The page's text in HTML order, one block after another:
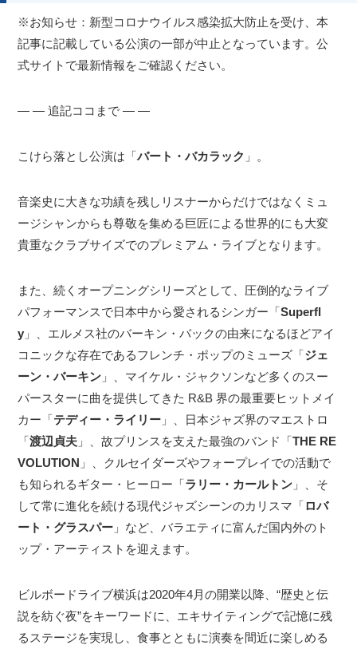
※お知らせ：新型コロナウイルス感染拡大防止を受け、本
記事に記載している公演の一部が中止となっています。公
式サイトで最新情報をご確認ください。
― ― 追記ココまで ― ―
こけら落とし公演は「バート・バカラック 」。
音楽史に大きな功績を残しリスナーからだけではなくミュ
ージシャンからも尊敬を集める巨匠による世界的にも大変
貴重なクラブサイズでのプレミアム・ライブとなります。
また、続くオープニングシリーズとして、圧倒的なライブ
パフォーマンスで日本中から愛されるシンガー「Superfl
y 」、エルメス社のバーキン・バックの由来になるほどアイ
コニックな存在であるフレンチ・ポップのミューズ「ジェ
ーン・バーキン 」、マイケル・ジャクソンなど多くのスー
パースターに曲を提供してきた R&B 界の最重要ヒットメイ
カー「テディー・ライリー 」、日本ジャズ界のマエストロ
「渡辺貞夫 」、故プリンスを支えた最強のバンド「THE RE
VOLUTION 」、クルセイダーズやフォープレイでの活動で
も知られるギター・ヒーロー「ラリー・カールトン 」、そ
して常に進化を続ける現代ジャズシーンのカリスマ「ロバ
ート・グラスパー 」など、バラエティに富んだ国内外のト
ップ・アーティストを迎えます。
ビルボードライブ横浜は2020年4月の開業以降、“歴史と伝
説を紡ぐ夜”をキーワードに、エキサイティングで記憶に残
るステージを実現し、食事とともに演奏を間近に楽しめる